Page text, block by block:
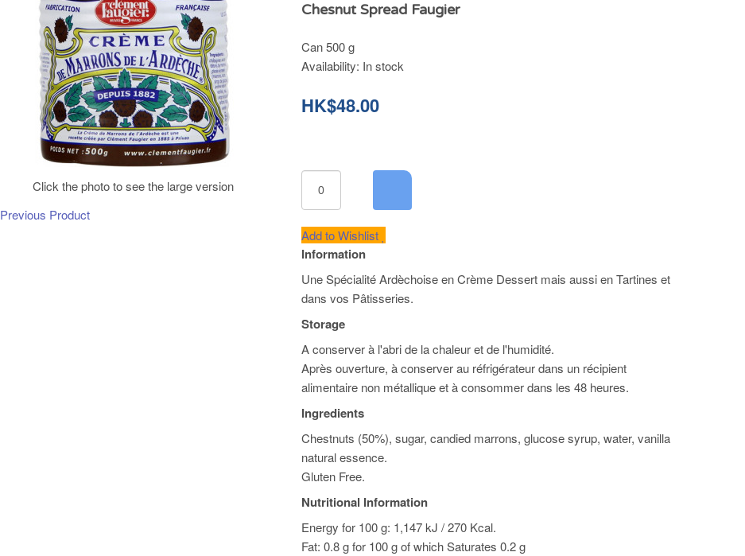
Click the photo to see the large version
Previous Product
Chesnut Spread Faugier
Can 500 g
Availability: In stock
HK$48.00
Add to Wishlist
Information
Une Spécialité Ardèchoise en Crème Dessert mais aussi en Tartines et
dans vos Pâtisseries.
Storage
A conserver à l'abri de la chaleur et de l'humidité.
Après ouverture, à conserver au réfrigérateur dans un récipient
alimentaire non métallique et à consommer dans les 48 heures.
Ingredients
Chestnuts (50%), sugar, candied marrons, glucose syrup, water, vanilla
natural essence.
Gluten Free.
Nutritional Information
Energy for 100 g: 1,147 kJ / 270 Kcal.
Fat: 0.8 g for 100 g of which Saturates 0.2 g